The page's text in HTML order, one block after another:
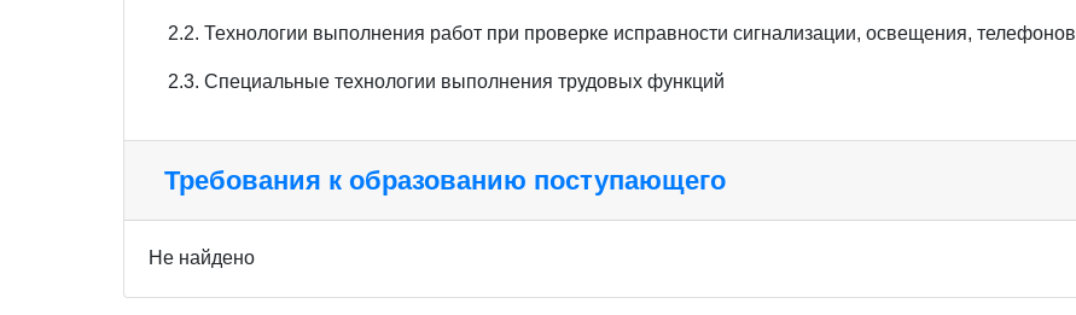
2.2. Технологии выполнения работ при проверке исправности сигнализации, освещения, телефонов
2.3. Специальные технологии выполнения трудовых функций
Требования к образованию поступающего
Не найдено